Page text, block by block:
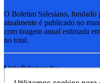
O Boletim Salesiano, fundado
atualmente é publicado no
com tiragem anual estimada
no total.
Links Relacionados